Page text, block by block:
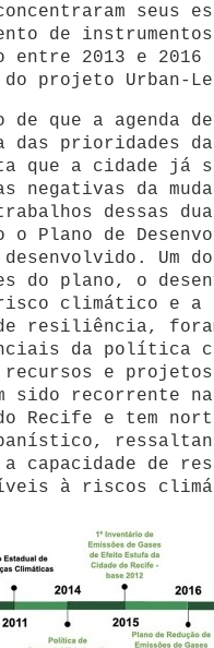
seus
de
entre 2013 e 2016
do projeto Urban-
de que a agenda
das prioridades
que a cidade já
negativas da
dessas
o Plano de
Um
do plano, o
climático e a
resiliência,
da política
recursos e
sido recorrente
Recife e tem
a capacidade de
à riscos